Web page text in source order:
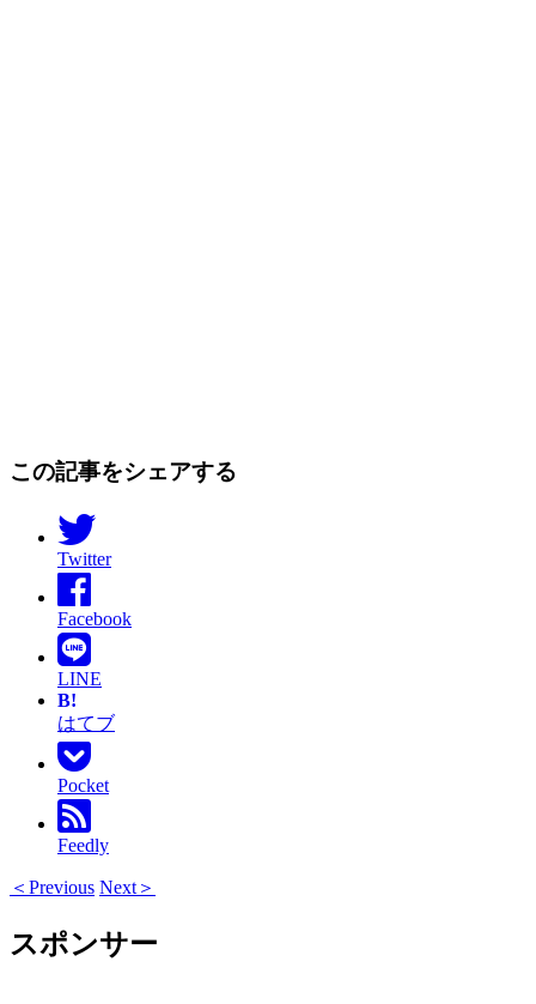
この記事をシェアする
Twitter
Facebook
LINE
B!
はてブ
Pocket
Feedly
＜Previous Next＞
スポンサー